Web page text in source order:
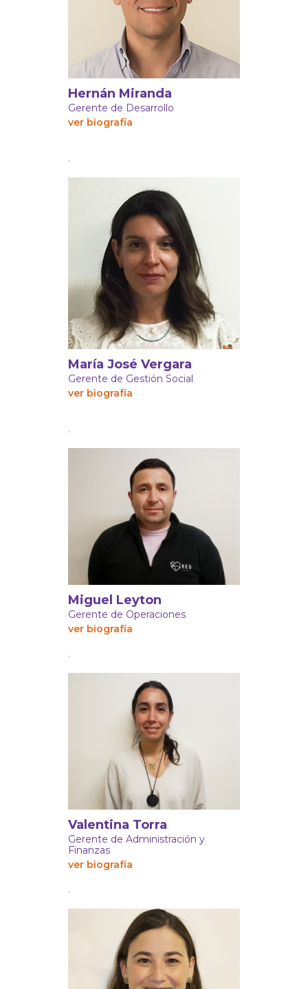
Hernán Miranda
Gerente de Desarrollo
ver biografía
.
María José Vergara
Gerente de Gestión Social
ver biografía
.
Miguel Leyton
Gerente de Operaciones
ver biografía
.
Valentina Torra
Gerente de Administración y
Finanzas
ver biografía
.